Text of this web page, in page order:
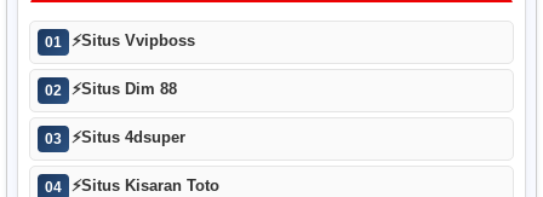
01 ⚡Situs Vvipboss
02 ⚡Situs Dim 88
03 ⚡Situs 4dsuper
04 ⚡Situs Kisaran Toto